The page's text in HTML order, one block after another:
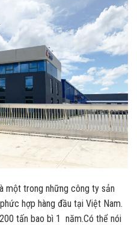
một trong những công ty sản
hợp hàng đầu tại Việt Nam.
tấn bao bì 1 năm.Có thể nói